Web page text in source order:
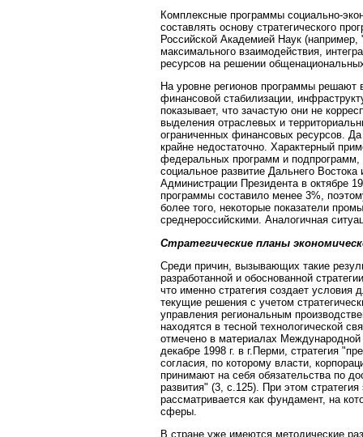
Комплексные программы социально-
составлять основу стратегического
Российской Академией Наук
максимального взаимодействия,
ресурсов на решении
На уровне регионов программы решают
финансовой стабилизации,
показывает, что зачастую они не
выделения отраслевых и
ограниченных финансовых ресурсов.
крайне недостаточно. Характерный
федеральных программ и подпрограмм,
социальное развитие Дальнего
Администрации Президента в октябре
программы составило менее 3%,
более того, некоторые показатели
среднероссийскими. Аналогичная
Стратегические планы
Среди причин, вызывающих такие
разработанной и обоснованной
что именно стратегия создает условия
текущие решения с учетом
управления региональным
находятся в тесной технологической
отмечено в материалах Международной
декабре 1998 г. в г.Перми, стратегия
согласия, по которому власти,
принимают на себя обязательства по
развития" (3, с.125). При этом
рассматривается как фундамент, на
сферы.
В стране уже имеются методические